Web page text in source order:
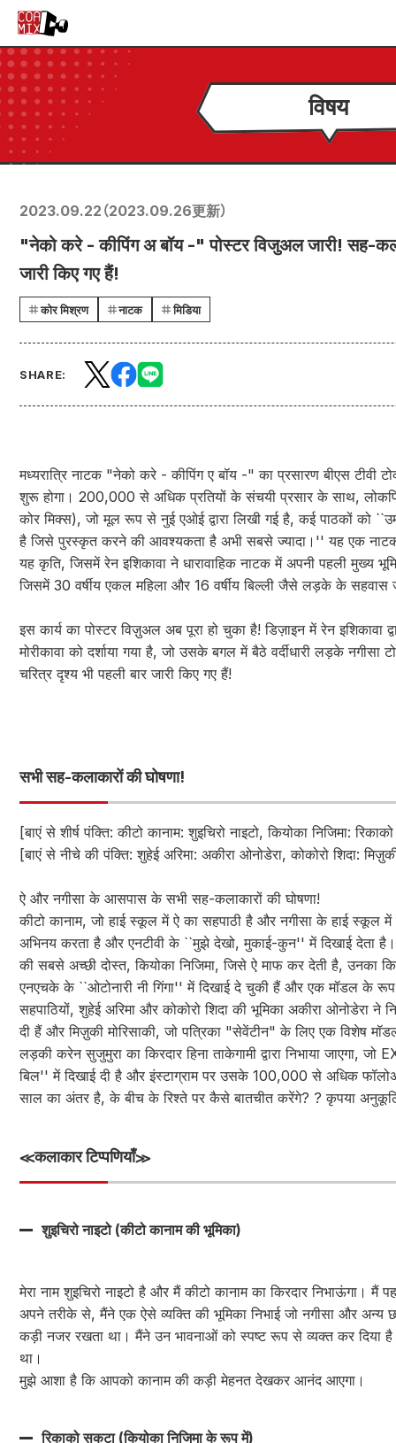
विषय
2023.09.22 （2023.09.26更新）
"नेको करे - कीपिंग अ बॉय -" पोस्टर विजुअल जारी! सह-
जारी किए गए हैं!
कोर मिश्रण नाटक मिडिया
SHARE:
मध्यरात्रि नाटक "नेको करे - कीपिंग ए बॉय -" का प्रसारण बीएस टीवी
शुरू होगा। 200,000 से अधिक प्रतियों के संचयी प्रसार के साथ,
कोर मिक्स), जो मूल रूप से नुई एओई द्वारा लिखी गई है, कई पाठकों को
है जिसे पुरस्कृत करने की आवश्यकता है अभी सबसे ज्यादा।'' यह एक
यह कृति, जिसमें रेन इशिकावा ने धारावाहिक नाटक में अपनी पहली मुख्य
जिसमें 30 वर्षीय एकल महिला और 16 वर्षीय बिल्ली जैसे लड़के के सहवास
इस कार्य का पोस्टर विज़ुअल अब पूरा हो चुका है! डिज़ाइन में रेन इशिकावा
मोरीकावा को दर्शाया गया है, जो उसके बगल में बैठे वर्दीधारी लड़के
चरित्र दृश्य भी पहली बार जारी किए गए हैं!
सभी सह-कलाकारों की घोषणा!
[बाएं से शीर्ष पंक्ति: कीटो कानाम: शुइचिरो नाइटो, कियोका निजिमा:
[बाएं से नीचे की पंक्ति: शुहेई अरिमा: अकीरा ओनोडेरा, कोकोरो शिदा:
ऐ और नगीसा के आसपास के सभी सह-कलाकारों की घोषणा!
कीटो कानाम, जो हाई स्कूल में ऐ का सहपाठी है और नगीसा के हाई स्कूल
अभिनय करता है और एनटीवी के ``मुझे देखो, मुकाई-कुन'' में दिखाई देता है।
की सबसे अच्छी दोस्त, कियोका निजिमा, जिसे ऐ माफ कर देती है, उनका
एनएचके के ``ओटोनारी नी गिंगा'' में दिखाई दे चुकी हैं और एक मॉडल के
सहपाठियों, शुहेई अरिमा और कोकोरो शिदा की भूमिका अकीरा ओनोडेरा ने
दी हैं और मिज़ुकी मोरिसाकी, जो पत्रिका "सेवेंटीन" के लिए एक विशेष
लड़की करेन सुजुमुरा का किरदार हिना ताकेगामी द्वारा निभाया जाएगा,
बिल'' में दिखाई दी है और इंस्टाग्राम पर उसके 100,000 से अधिक
साल का अंतर है, के बीच के रिश्ते पर कैसे बातचीत करेंगे? ? कृपया
≪कलाकार टिप्पणियाँ≫
शुइचिरो नाइटो (कीटो कानाम की भूमिका)
मेरा नाम शुइचिरो नाइटो है और मैं कीटो कानाम का किरदार निभाऊंगा। मैं
अपने तरीके से, मैंने एक ऐसे व्यक्ति की भूमिका निभाई जो नगीसा और अन्य
कड़ी नजर रखता था। मैंने उन भावनाओं को स्पष्ट रूप से व्यक्त कर दिया है
था।
मुझे आशा है कि आपको कानाम की कड़ी मेहनत देखकर आनंद आएगा।
रिकाको सकटा (कियोका निजिमा के रूप में)